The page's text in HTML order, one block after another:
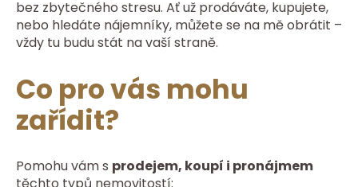
bez zbytečného stresu. Ať už prodáváte, kupujete,
nebo hledáte nájemníky, můžete se na mě obrátit –
vždy tu budu stát na vaší straně.
Co pro vás mohu
zařídit?
Pomohu vám s prodejem, koupí i pronájmem